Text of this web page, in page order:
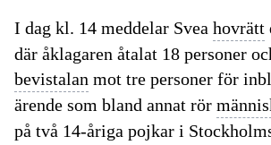
I dag kl. 14 meddelar Svea hovrätt
där åklagaren åtalat 18 personer
bevistalan mot tre personer för
ärende som bland annat rör
på två 14-åriga pojkar i